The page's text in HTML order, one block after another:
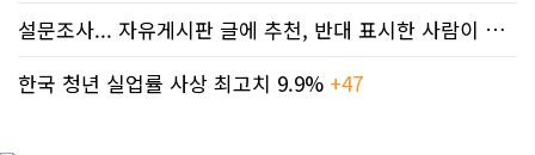
설문조사... 자유게시판 글에 추천, 반대 표시한 사람이 누구인지 명단..
한국 청년 실업률 사상 최고치 9.9% +47